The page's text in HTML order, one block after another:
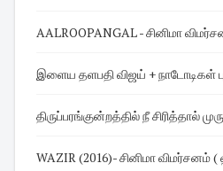
இளைய தளபதி விஜய் +
திருப்பரங்குன்றத்தில் நீ சிரித்தால்
WAZIR (2016)- சினிமா விமர்சனம் (